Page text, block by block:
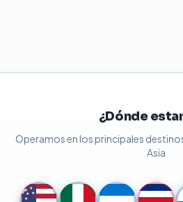
¿Dónde
Operamos en los principales
Asia
★ ★
★ ★
★